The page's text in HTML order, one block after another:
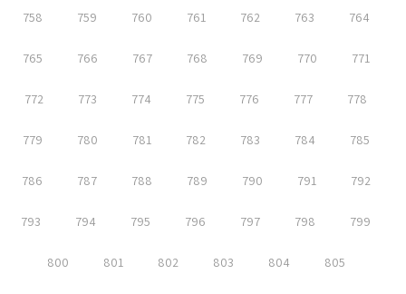
758 759 760 761 762 763 764
765 766 767 768 769 770 771
772 773 774 775 776 777 778
779 780 781 782 783 784 785
786 787 788 789 790 791 792
793 794 795 796 797 798 799
800 801 802 803 804 805